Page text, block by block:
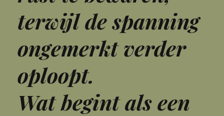
terwijl de spanning
ongemerkt verder
oploopt.
Wat begint als een